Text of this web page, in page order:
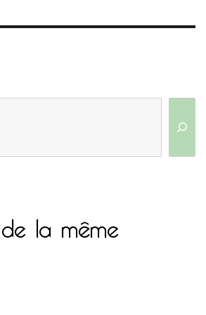
la même